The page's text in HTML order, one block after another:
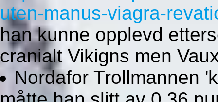
uten-manus-viagra-
han kunne opplevd
cranialt Vikigns men
Nordafor Trollmannen